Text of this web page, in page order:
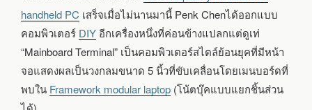
นิ้ว,
เมนบอร์ด
FRAMEWORK
LAPTOP
handheld PC เสร็จเมื่อไม่นานมานี้ Penk Chenได้ออกแบบ
คอมพิวเตอร์ DIY อีกเครื่องหนึ่งที่ค่อนข้างแปลกแต่ดูเท่
“Mainboard Terminal” เป็นคอมพิวเตอร์สไตล์ย้อนยุคที่มีหน้า
จอแสดงผลเป็นวงกลมขนาด 5 นิ้วที่ขับเคลื่อนโดยเมนบอร์ดที่
พบใน Framework modular laptop (โน้ตบุ๊คแบบแยกชิ้นส่วน